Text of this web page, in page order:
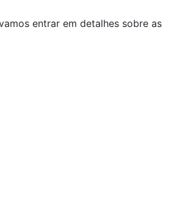
entrar em detalhes sobre as